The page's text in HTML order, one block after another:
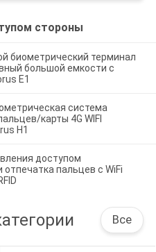
стороны
биометрический терминал
большой емкости с
E1
система
карты 4G WIFI
H1
доступом
пальцев с WiFi
Все